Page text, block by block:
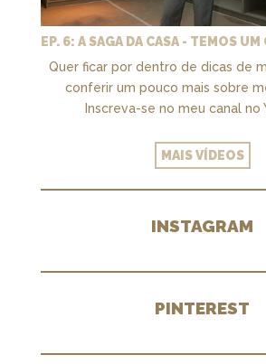
Quer ficar por dentro de dicas de
conferir um pouco mais sobre
Inscreva-se no meu canal no
MAIS VÍDEOS
INSTAGRAM
PINTEREST